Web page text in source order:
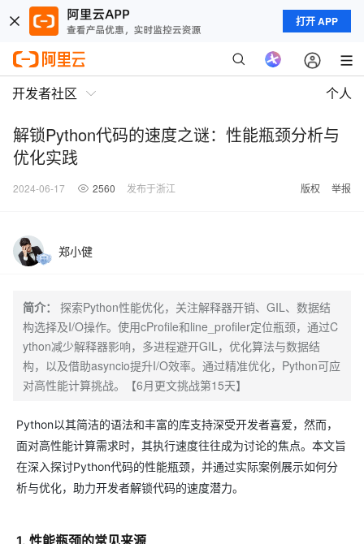
打开 APP
开发者社区 个人
解锁Python代码的速度之谜：性能瓶颈分析与
优化实践
2024-06-17 2560 发布于浙江 版权 举报
郑小健
简介：
探索Python性能优化，关注解释器开销、GIL、数据结
构选择及I/O操作。使用cProfile和line_profiler定位瓶颈，通过C
ython减少解释器影响，多进程避开GIL，优化算法与数据结
构，以及借助asyncio提升I/O效率。通过精准优化，Python可应
对高性能计算挑战。【6月更文挑战第15天】
Python以其简洁的语法和丰富的库支持深受开发者喜爱，然而，
面对高性能计算需求时，其执行速度往往成为讨论的焦点。本文旨
在深入探讨Python代码的性能瓶颈，并通过实际案例展示如何分
析与优化，助力开发者解锁代码的速度潜力。
1. 性能瓶颈的常见来源